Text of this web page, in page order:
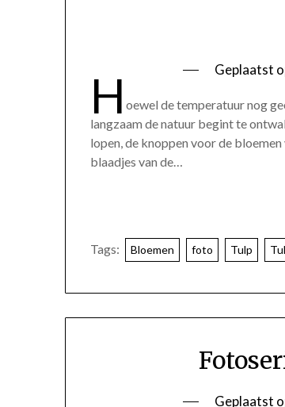
Geplaatst
Hoewel de temperatuur nog
langzaam de natuur begint te
lopen, de knoppen voor de
blaadjes van de…
Tags: Bloemen foto Tulp
Geplaatst